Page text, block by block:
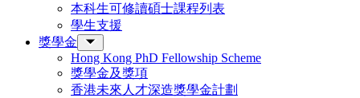
本科生可修讀碩士課程列表
學生支援
獎學金
Hong Kong PhD Fellowship Scheme
獎學金及獎項
香港未來人才深造獎學金計劃